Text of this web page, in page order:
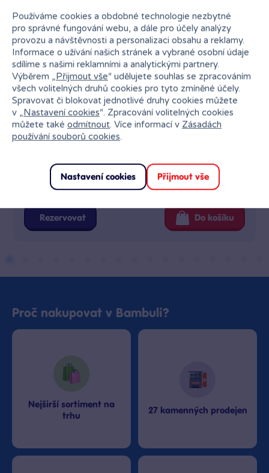
Skladem
7 poboček
Klub:
Rezervovat Do košíku
Proč nakupovat v Bambuli?
Nejširší sortiment na
trhu
27 kamenných prodejen
Používáme cookies a obdobné technologie nezbytné
pro správné fungování webu, a dále pro účely analýzy
provozu a návštěvnosti a personalizaci obsahu a reklamy.
Informace o užívání našich stránek a vybrané osobní údaje
sdílíme s našimi reklamními a analytickými partnery.
Výběrem „Přijmout vše“ udělujete souhlas se zpracováním
všech volitelných druhů cookies pro tyto zmíněné účely.
Spravovat či blokovat jednotlivé druhy cookies můžete
v „Nastavení cookies“. Zpracování volitelných cookies
můžete také odmítnout. Více informací v Zásadách
používání souborů cookies.
Nastavení cookies Přijmout vše